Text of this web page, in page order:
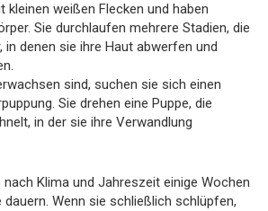
kleinen weißen Flecken und haben
Sie durchlaufen mehrere Stadien, die
in denen sie ihre Haut abwerfen und
sind, suchen sie sich einen
Sie drehen eine Puppe, die
in der sie ihre Verwandlung
nach Klima und Jahreszeit einige Wochen
Wenn sie schließlich schlüpfen,